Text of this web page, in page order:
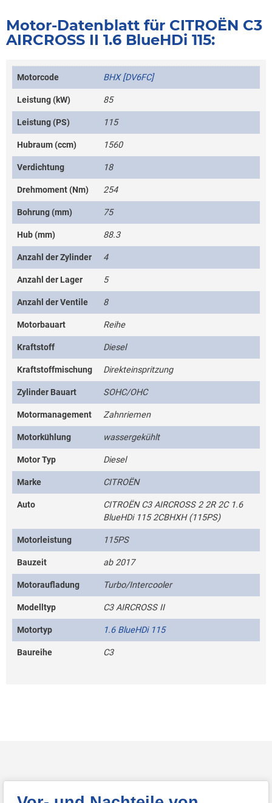
Motor-Datenblatt für CITROËN C3
AIRCROSS II 1.6 BlueHDi 115:
Motorcode BHX [DV6FC]
Leistung (kW) 85
Leistung (PS) 115
Hubraum (ccm) 1560
Verdichtung 18
Drehmoment (Nm) 254
Bohrung (mm) 75
Hub (mm) 88.3
Anzahl der Zylinder 4
Anzahl der Lager 5
Anzahl der Ventile 8
Motorbauart Reihe
Kraftstoff Diesel
Kraftstoffmischung Direkteinspritzung
Zylinder Bauart SOHC/OHC
Motormanagement Zahnriemen
Motorkühlung wassergekühlt
Motor Typ Diesel
Marke CITROËN
Auto
CITROËN C3 AIRCROSS 2 2R 2C 1.6
BlueHDi 115 2CBHXH (115PS)
Motorleistung 115PS
Bauzeit ab 2017
Motoraufladung Turbo/Intercooler
Modelltyp C3 AIRCROSS II
Motortyp 1.6 BlueHDi 115
Baureihe C3